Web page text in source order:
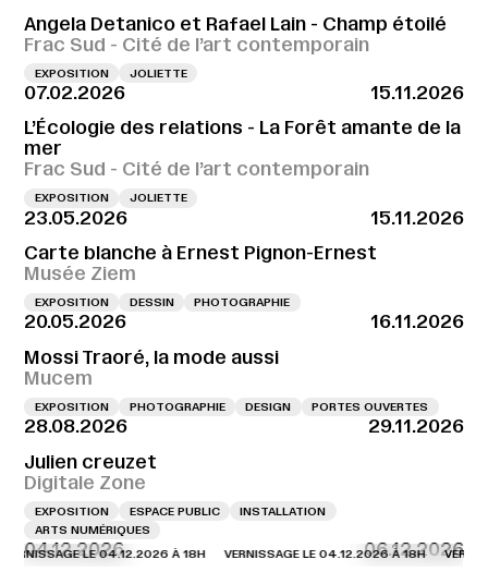
Angela Detanico et Rafael Lain - Champ étoilé
Frac Sud - Cité de l’art contemporain
EXPOSITION JOLIETTE
07.02.2026
15.11.2026
L’Écologie des relations - La Forêt amante de la
mer
Frac Sud - Cité de l’art contemporain
EXPOSITION JOLIETTE
23.05.2026
15.11.2026
Carte blanche à Ernest Pignon-Ernest
Musée Ziem
EXPOSITION DESSIN PHOTOGRAPHIE
20.05.2026
16.11.2026
Mossi Traoré, la mode aussi
Mucem
EXPOSITION PHOTOGRAPHIE DESIGN PORTES OUVERTES
28.08.2026
29.11.2026
Julien creuzet
Digitale Zone
EXPOSITION ESPACE PUBLIC
INSTALLATION
ARTS NUMÉRIQUES
04.12.2026 06.12.2026
LE 04.12.2026 À 18H VERNISSAGE LE 04.12.2026 À 18H